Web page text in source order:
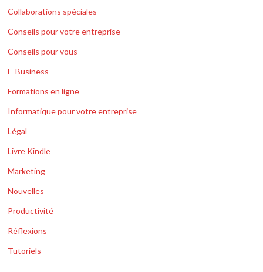
Collaborations spéciales
Conseils pour votre entreprise
Conseils pour vous
E-Business
Formations en ligne
Informatique pour votre entreprise
Légal
Livre Kindle
Marketing
Nouvelles
Productivité
Réflexions
Tutoriels